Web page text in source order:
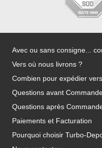
Avec ou sans consigne...
Vers où nous livrons ?
Combien pour expédier
Questions avant
Questions après
Paiements et Facturation
Pourquoi choisir Turbo-